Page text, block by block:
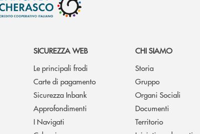
SICUREZZA WEB
Le principali frodi
Carte di pagamento
Sicurezza Inbank
Approfondimenti
I Navigati
CHI SIAMO
Storia
Gruppo
Organi Sociali
Documenti
Territorio